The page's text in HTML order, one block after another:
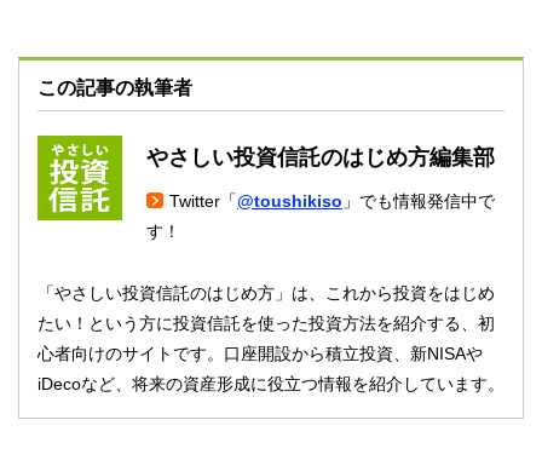
この記事の執筆者
やさしい投資信託のはじめ方編集部
Twitter「@toushikiso 」でも情報発信中で
す！
「やさしい投資信託のはじめ方」は、これから投資をはじめ
たい！という方に投資信託を使った投資方法を紹介する、初
心者向けのサイトです。口座開設から積立投資、新NISAや
iDecoなど、将来の資産形成に役立つ情報を紹介しています。